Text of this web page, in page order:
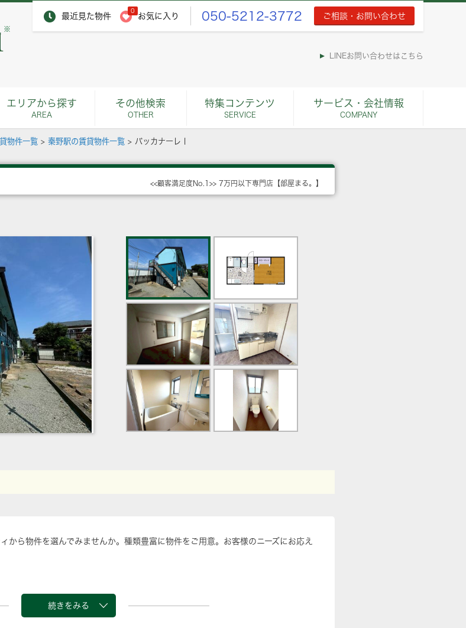
最近見た物件
0
お気に入り 050-5212-3772 ご相談・お問い合わせ
※
LINEお問い合わせはこちら
エリアから探す
AREA
その他検索
OTHER
特集コンテンツ
SERVICE
サービス・会社情報
COMPANY
物件一覧 > 秦野駅の賃貸物件一覧 > バッカナーレⅠ
<<顧客満足度No.1>> 7万円以下専門店【部屋まる。】
ら物件を選んでみませんか。種類豊富に物件をご用意。お客様のニーズにお応え
続きをみる